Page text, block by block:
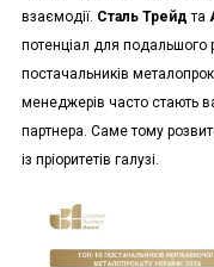
взаємодії. Сталь Трейд та
потенціал для подальшого
постачальників
менеджерів часто стають
партнера. Саме тому
із пріоритетів галузі.